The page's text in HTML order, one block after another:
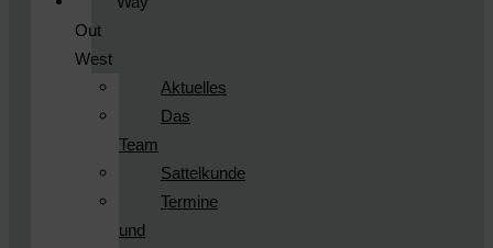
Out
West
Aktuelles
Das
Team
Sattelkunde
Termine
und